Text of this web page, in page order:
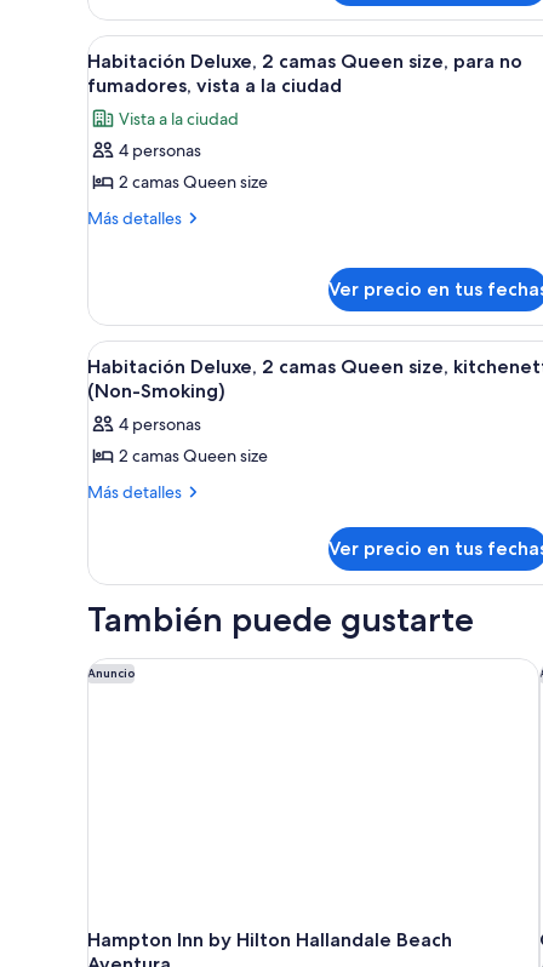
size,
para
no
fumadores
1
cama
King
size,
no
fumadores
Ver
todas
las
fotos
de
Habitación
Deluxe,
size,
para
no
fumadores,
vista
a
la
Una habitación de hotel con
15
Habitación Deluxe, 2 camas Queen size, para no
fumadores, vista a la ciudad
Vista a la ciudad
4 personas
2 camas Queen size
Más detalles
Más
camas
Queen
size,
para
no
fumadores,
a
Ver precio en tus
Ver
todas
las
fotos
de
Habitación
camas
Queen
size,
kitchenette
(Non-
Una habitación de hotel con
12
Habitación Deluxe, 2 camas Queen size,
(Non-Smoking)
4 personas
2 camas Queen size
Más detalles
Más
Deluxe,
camas
size,
kitchenette
Ver precio en tus
También puede gustarte
Anuncio
Hampton Inn by Hilton Hallandale Beach
Hampton Inn by Hilton Hallandale Beach Aventura